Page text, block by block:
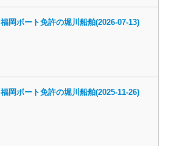
福岡ボート免許の堀川船舶(2026-07-13)
福岡ボート免許の堀川船舶(2025-11-26)